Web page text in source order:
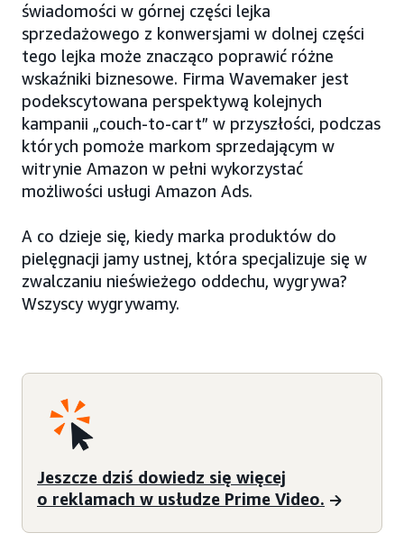
świadomości w górnej części lejka
sprzedażowego z konwersjami w dolnej części
tego lejka może znacząco poprawić różne
wskaźniki biznesowe. Firma Wavemaker jest
podekscytowana perspektywą kolejnych
kampanii „couch-to-cart” w przyszłości, podczas
których pomoże markom sprzedającym w
witrynie Amazon w pełni wykorzystać
możliwości usługi Amazon Ads.
A co dzieje się, kiedy marka produktów do
pielęgnacji jamy ustnej, która specjalizuje się w
zwalczaniu nieświeżego oddechu, wygrywa?
Wszyscy wygrywamy.
Jeszcze dziś dowiedz się więcej
o reklamach w usłudze Prime Video.